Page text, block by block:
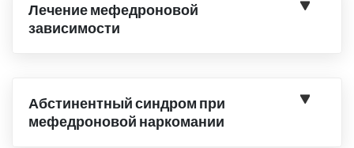
Лечение мефедроновой
зависимости
Абстинентный синдром при
мефедроновой наркомании